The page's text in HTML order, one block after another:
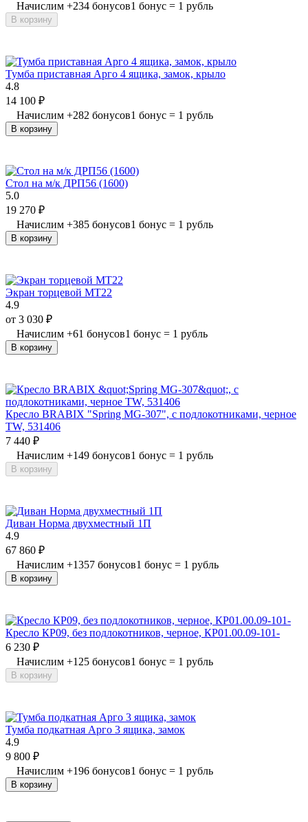
Начислим +234 бонусов1 бонус = 1 рубль
В корзину
Тумба приставная Арго 4 ящика, замок, крыло
4.8
14 100 ₽
Начислим +282 бонусов1 бонус = 1 рубль
В корзину
Стол на м/к ДРП56 (1600)
5.0
19 270 ₽
Начислим +385 бонусов1 бонус = 1 рубль
В корзину
Экран торцевой МТ22
4.9
от 3 030 ₽
Начислим +61 бонусов1 бонус = 1 рубль
В корзину
Кресло BRABIX "Spring MG-307", с подлокотниками, черное
TW, 531406
7 440 ₽
Начислим +149 бонусов1 бонус = 1 рубль
В корзину
Диван Норма двухместный 1П
4.9
67 860 ₽
Начислим +1357 бонусов1 бонус = 1 рубль
В корзину
Кресло КР09, без подлокотников, черное, КР01.00.09-101-
6 230 ₽
Начислим +125 бонусов1 бонус = 1 рубль
В корзину
Тумба подкатная Арго 3 ящика, замок
4.9
9 800 ₽
Начислим +196 бонусов1 бонус = 1 рубль
В корзину